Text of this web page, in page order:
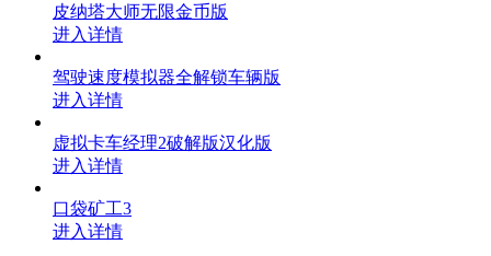
皮纳塔大师无限金币版
进入详情
驾驶速度模拟器全解锁车辆版
进入详情
虚拟卡车经理2破解版汉化版
进入详情
口袋矿工3
进入详情